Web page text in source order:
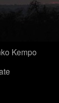
Kempo